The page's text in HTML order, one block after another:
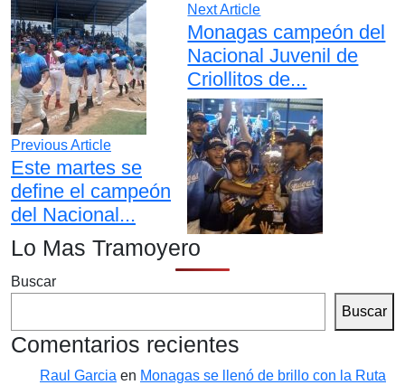
Previous Article
Este martes se
define el campeón
del Nacional...
Next Article
Monagas campeón del
Nacional Juvenil de
Criollitos de...
Lo Mas Tramoyero
Buscar
Buscar
Comentarios recientes
Raul Garcia en Monagas se llenó de brillo con la Ruta